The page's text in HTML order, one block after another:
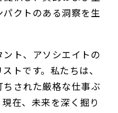
クトのある洞察を生
ト、アソシエイトの
トです。私たちは、
された厳格な仕事ぶ
在、未来を深く掘り